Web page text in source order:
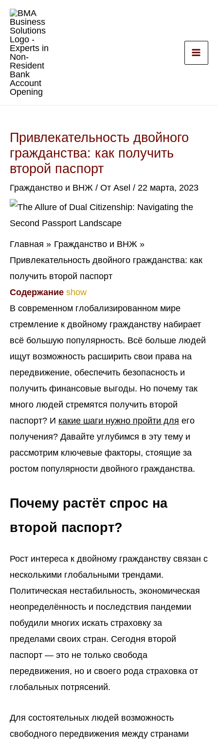
Перейти
содержимому
Привлекательность двойного
гражданства: как получить
второй паспорт
Гражданство и ВНЖ / От Asel / 22 марта, 2023
Главная
Гражданство и ВНЖ
Привлекательность двойного гражданства: как
получить второй паспорт
Содержание show
В современном глобализированном мире
стремление к двойному гражданству набирает
всё большую популярность. Всё больше людей
ищут возможность расширить свои права на
передвижение, обеспечить безопасность и
получить финансовые выгоды. Но почему так
много людей стремятся получить второй
паспорт? И какие шаги нужно пройти для его
получения? Давайте углубимся в эту тему и
рассмотрим ключевые факторы, стоящие за
ростом популярности двойного гражданства.
Почему растёт спрос на
второй паспорт?
Рост интереса к двойному гражданству связан с
несколькими глобальными трендами.
Политическая нестабильность, экономическая
неопределённость и последствия пандемии
побудили многих искать страховку за
пределами своих стран. Сегодня второй
паспорт — это не только свобода
передвижения, но и своего рода страховка от
глобальных потрясений.
Для состоятельных людей возможность
свободного передвижения между странами